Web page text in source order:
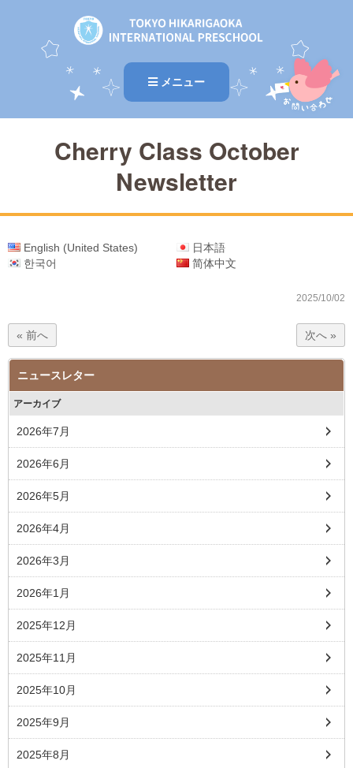
メニュー
Cherry Class October
Newsletter
English (United States)
日本語
한국어
简体中文
2025/10/02
« 前へ 次へ »
ニュースレター
アーカイブ
2026年7月
2026年6月
2026年5月
2026年4月
2026年3月
2026年1月
2025年12月
2025年11月
2025年10月
2025年9月
2025年8月